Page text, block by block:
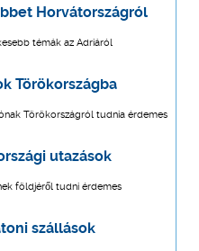
Horvátországról
témák az Adriáról
Törökországba
Törökországról tudnia érdemes
utazások
földjéről tudni érdemes
szállások